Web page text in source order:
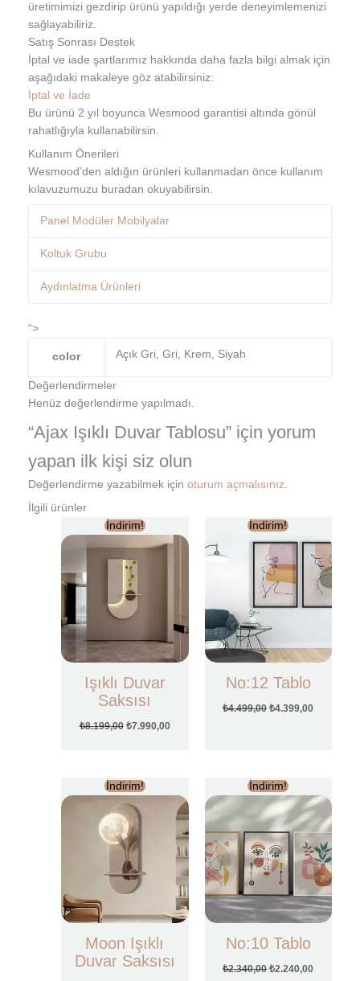
üretimimizi gezdirip ürünü yapıldığı yerde deneyimlemenizi
sağlayabiliriz.
Satış Sonrası Destek
İptal ve iade şartlarımız hakkında daha fazla bilgi almak için
aşağıdaki makaleye göz atabilirsiniz:
İptal ve İade
Bu ürünü 2 yıl boyunca Wesmood garantisi altında gönül
rahatlığıyla kullanabilirsin.
Kullanım Önerileri
Wesmood’den aldığın ürünleri kullanmadan önce kullanım
kılavuzumuzu buradan okuyabilirsin.
Panel Modüler Mobilyalar
Koltuk Grubu
Aydınlatma Ürünleri
“>
color Açık Gri, Gri, Krem, Siyah
Değerlendirmeler
Henüz değerlendirme yapılmadı.
“Ajax Işıklı Duvar Tablosu” için yorum
yapan ilk kişi siz olun
Değerlendirme yazabilmek için oturum açmalısınız.
İlgili ürünler
İndirim!
Işıklı Duvar
Saksısı
₺8.199,00
Orijinal
fiyat:
₺8.199,00.
₺7.990,00
andaki
fiyat:
İndirim!
No:12 Tablo
₺4.499,00
Orijinal
₺4.499,00.
₺4.399,00
₺4.399,00.
İndirim!
Moon Işıklı
Duvar Saksısı
Orijinal
fiyat:
₺8.199,00.
andaki
fiyat:
₺7.990,00.
İndirim!
No:10 Tablo
₺2.340,00
Orijinal
fiyat:
₺2.340,00.
₺2.240,00
andaki
fiyat:
₺2.240,00.